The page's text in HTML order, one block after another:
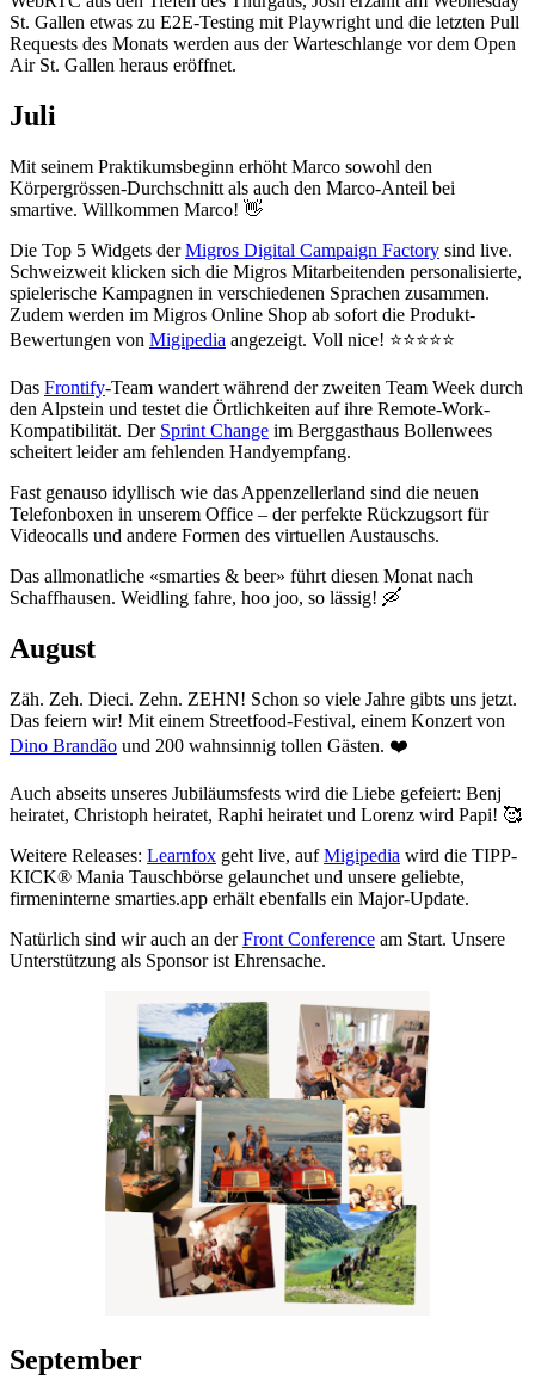
St. Gallen etwas zu E2E-Testing mit Playwright und die letzten Pull
Requests des Monats werden aus der Warteschlange vor dem Open
Air St. Gallen heraus eröffnet.
Juli
Mit seinem Praktikumsbeginn erhöht Marco sowohl den
Körpergrössen-Durchschnitt als auch den Marco-Anteil bei
smartive. Willkommen Marco! 👋
Die Top 5 Widgets derMigros Digital Campaign Factory sind live.
Schweizweit klicken sich die Migros Mitarbeitenden personalisierte,
spielerische Kampagnen in verschiedenen Sprachen zusammen.
Zudem werden im Migros Online Shop ab sofort die Produkt-
Bewertungen von Migipedia angezeigt. Voll nice! ⭐️⭐️⭐️⭐️⭐️
Das Frontify-Team wandert während der zweiten Team Week durch
den Alpstein und testet die Örtlichkeiten auf ihre Remote-Work-
Kompatibilität. Der Sprint Change im Berggasthaus Bollenwees
scheitert leider am fehlenden Handyempfang.
Fast genauso idyllisch wie das Appenzellerland sind die neuen
Telefonboxen in unserem Office – der perfekte Rückzugsort für
Videocalls und andere Formen des virtuellen Austauschs.
Das allmonatliche «smarties & beer» führt diesen Monat nach
Schaffhausen. Weidling fahre, hoo joo, so lässig! 🛶
August
Zäh. Zeh. Dieci. Zehn. ZEHN! Schon so viele Jahre gibts uns jetzt.
Das feiern wir! Mit einem Streetfood-Festival, einem Konzert von
Dino Brandão und 200 wahnsinnig tollen Gästen. ❤️
Auch abseits unseres Jubiläumsfests wird die Liebe gefeiert: Benj
heiratet, Christoph heiratet, Raphi heiratet und Lorenz wird Papi! 🥰
Weitere Releases: Learnfox geht live, aufMigipedia wird die TIPP-
KICK® Mania Tauschbörse gelaunchet und unsere geliebte,
firmeninterne smarties.app erhält ebenfalls ein Major-Update.
Natürlich sind wir auch an derFront Conference am Start. Unsere
Unterstützung als Sponsor ist Ehrensache.
September